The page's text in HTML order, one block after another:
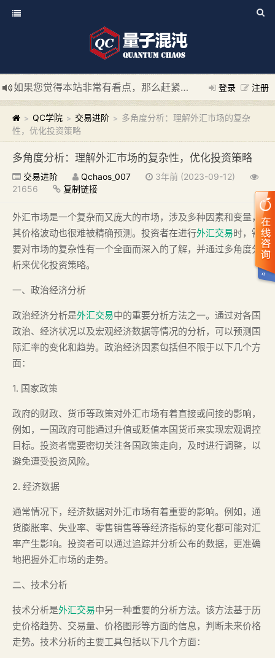
登录 注册
如果您觉得本站非常有看点，那么赶紧使用Ctrl+D 收藏我们吧
新添加量子混沌系统板块，欢迎大家访问！
---“量子混沌系
> QC学院 > 交易进阶 > 多角度分析：理解外汇市场的复杂
性，优化投资策略
多角度分析：理解外汇市场的复杂性，优化投资策略
交易进阶 Qchaos_007
3年前 (2023-09-12)
21656
复制链接
外汇市场是一个复杂而又庞大的市场，涉及多种因素和变量，
其价格波动也很难被精确预测。投资者在进行外汇交易时，需
要对市场的复杂性有一个全面而深入的了解，并通过多角度分
析来优化投资策略。
一、政治经济分析
政治经济分析是外汇交易中的重要分析方法之一。通过对各国
政治、经济状况以及宏观经济数据等情况的分析，可以预测国
际汇率的变化和趋势。政治经济因素包括但不限于以下几个方
面：
1. 国家政策
政府的财政、货币等政策对外汇市场有着直接或间接的影响，
例如，一国政府可能通过升值或贬值本国货币来实现宏观调控
目标。投资者需要密切关注各国政策走向，及时进行调整，以
避免遭受投资风险。
2. 经济数据
通常情况下，经济数据对外汇市场有着重要的影响。例如，通
货膨胀率、失业率、零售销售等等经济指标的变化都可能对汇
率产生影响。投资者可以通过追踪并分析公布的数据，更准确
地把握外汇市场的走势。
二、技术分析
技术分析是外汇交易中另一种重要的分析方法。该方法基于历
史价格趋势、交易量、价格图形等方面的信息，判断未来价格
走势。技术分析的主要工具包括以下几个方面：